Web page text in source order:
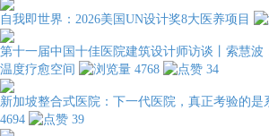
自我即世界：2026美国UN设计奖8大医养项目
第十一届中国十佳医院建筑设计师访谈丨索慧波
温度疗愈空间
4768 34
新加坡整合式医院：下一代医院，真正考验的是
4694
39